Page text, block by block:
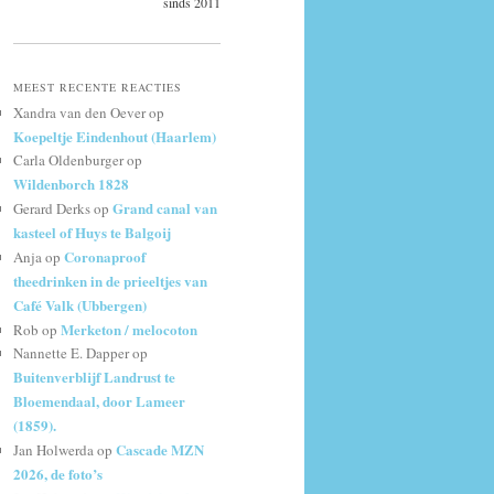
MEEST RECENTE REACTIES
Xandra van den Oeverop
Koepeltje Eindenhout (Haarlem)
Carla Oldenburgerop
Wildenborch 1828
Gerard Derksop Grand canal van
kasteel of Huys te Balgoij
Anjaop Coronaproof
theedrinken in de prieeltjes van
Café Valk (Ubbergen)
Rob op Merketon / melocoton
Nannette E. Dapperop
Buitenverblijf Landrust te
Bloemendaal, door Lameer
(1859).
Jan Holwerdaop Cascade MZN
2026, de foto’s